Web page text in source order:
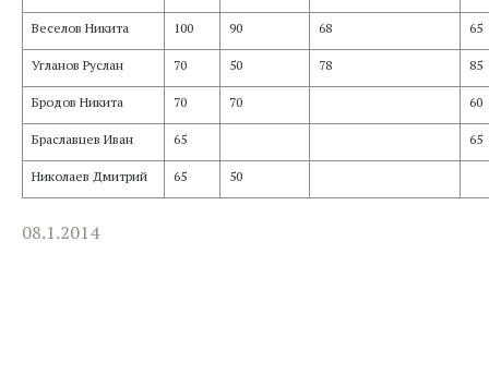
Веселов Никита 100 90 68 65
Угланов Руслан 70 50 78 85
Бродов Никита 70 70 60
Браславцев Иван 65 65
Николаев Дмитрий 65 50
08.1.2014